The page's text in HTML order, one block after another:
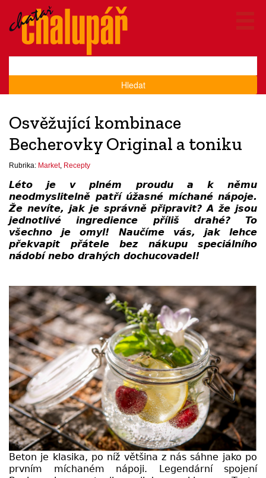
Hledat
Osvěžující kombinace
Becherovky Original a toniku
Rubrika: Market, Recepty
Léto je v plném proudu a k němu
neodmyslitelně patří úžasné míchané nápoje.
Že nevíte, jak je správně připravit? A že jsou
jednotlivé ingredience příliš drahé? To
všechno je omyl! Naučíme vás, jak lehce
překvapit přátele bez nákupu speciálního
nádobí nebo drahých dochucovadel!
Beton je klasika, po níž většina z nás sáhne jako po
prvním míchaném nápoji. Legendární spojení